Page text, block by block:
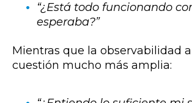
“¿Está todo funcionando
esperaba?”
Mientras que la observabilidad
cuestión mucho más amplia: